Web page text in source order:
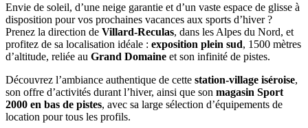
Envie de soleil, d’une neige garantie et d’un vaste espace de glisse à
disposition pour vos prochaines vacances aux sports d’hiver ?
Prenez la direction de Villard-Reculas, dans les Alpes du Nord, et
profitez de sa localisation idéale : exposition plein sud, 1500 mètres
d’altitude, reliée au Grand Domaine et son infinité de pistes.
Découvrez l’ambiance authentique de cette station-village iséroise,
son offre d’activités durant l’hiver, ainsi que son magasin Sport
2000 en bas de pistes, avec sa large sélection d’équipements de
location pour tous les profils.